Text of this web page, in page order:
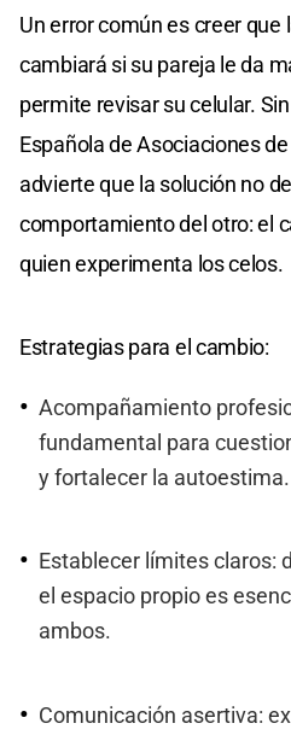
Un error común es creer que
cambiará si su pareja le da
permite revisar su celular.
Española de Asociaciones
advierte que la solución no
comportamiento del otro: el
quien experimenta los celos.
Estrategias para el cambio:
Acompañamiento
fundamental para
y fortalecer la autoestima.
Establecer límites claros:
el espacio propio es
ambos.
Comunicación asertiva: